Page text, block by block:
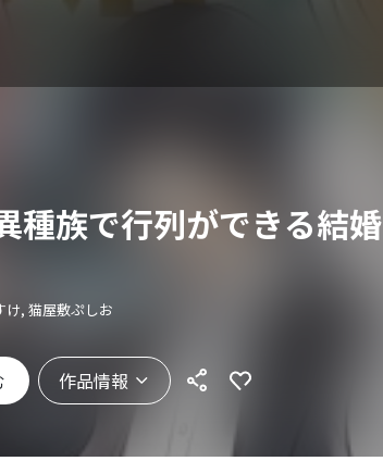
種族で行列ができる結婚
, 猫屋敷ぷしお
作品情報